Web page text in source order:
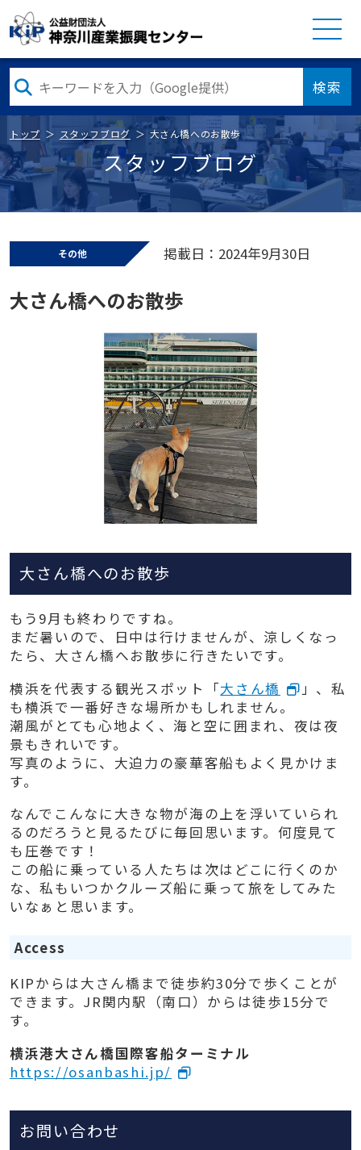
検索
トップ スタッフブログ 大さん橋へのお散歩
スタッフブログ
その他 掲載日：2024年9月30日
大さん橋へのお散歩
大さん橋へのお散歩
もう9月も終わりですね。
まだ暑いので、日中は行けませんが、涼しくなっ
たら、大さん橋へお散歩に行きたいです。
横浜を代表する観光スポット「大さん橋
」、私
も横浜で一番好きな場所かもしれません。
潮風がとても心地よく、海と空に囲まれ、夜は夜
景もきれいです。
写真のように、大迫力の豪華客船もよく見かけま
す。
なんでこんなに大きな物が海の上を浮いていられ
るのだろうと見るたびに毎回思います。何度見て
も圧巻です！
この船に乗っている人たちは次はどこに行くのか
な、私もいつかクルーズ船に乗って旅をしてみた
いなぁと思います。
Access
KIPからは大さん橋まで徒歩約30分で歩くことが
できます。JR関内駅（南口）からは徒歩15分で
す。
横浜港大さん橋国際客船ターミナル
https://osanbashi.jp/
お問い合わせ